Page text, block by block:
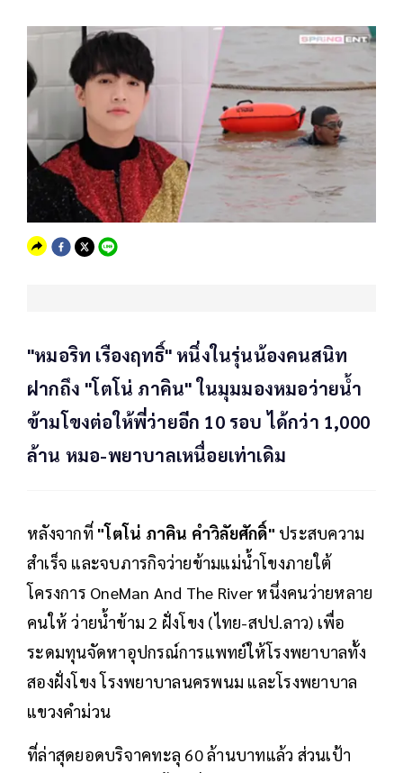
"หมอริท เรืองฤทธิ์" หนึ่งในรุ่นน้องคนสนิท
ฝากถึง "โตโน่ ภาคิน" ในมุมมองหมอว่ายน้ำ
ข้ามโขงต่อให้พี่ว่ายอีก 10 รอบ ได้กว่า 1,000
ล้าน หมอ-พยาบาลเหนื่อยเท่าเดิม
หลังจากที่ "โตโน่ ภาคิน คำวิลัยศักดิ์" ประสบความ
สำเร็จ และจบภารกิจว่ายข้ามแม่น้ำโขงภายใต้
โครงการ OneMan And The River หนึ่งคนว่ายหลาย
คนให้ ว่ายน้ำข้าม 2 ฝั่งโขง (ไทย-สปป.ลาว) เพื่อ
ระดมทุนจัดหาอุปกรณ์การแพทย์ให้โรงพยาบาลทั้ง
สองฝั่งโขง โรงพยาบาลนครพนม และโรงพยาบาล
แขวงคำม่วน
ที่ล่าสุดยอดบริจาคทะลุ 60 ล้านบาทแล้ว ส่วนเป้า